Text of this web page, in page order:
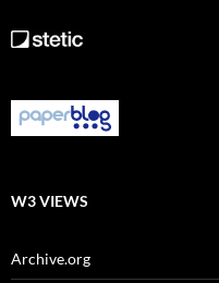
W3 VIEWS
Archive.org